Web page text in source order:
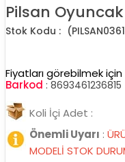
Pilsan
Fiyatları görebilmek için
Barkod : 8693461236815
Koli İçi Adet :
Önemli Uyarı :
MODELİ STOK